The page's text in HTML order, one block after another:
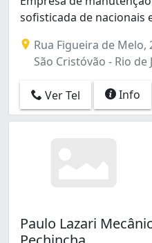
Santíssimo (17)
Senador Camará (1)
Senador Vasconcelos
São Conrado (2)
São Cristóvão (44)
Tomás Coelho (3)
sofisticada de nacionais
Rua Figueira de Melo,
São Cristóvão - Rio de
Ver Tel Info
Paulo Lazari